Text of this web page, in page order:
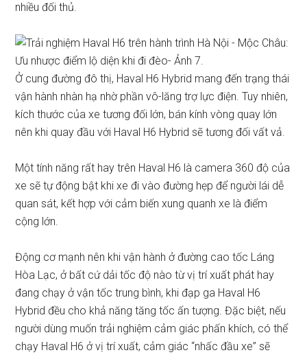
nhiều đối thủ.
Ở cung đường đô thị, Haval H6 Hybrid mang đến trạng thái
vận hành nhàn hạ nhờ phần vô-lăng trợ lực điện. Tuy nhiên,
kích thước của xe tương đối lớn, bán kính vòng quay lớn
nên khi quay đầu với Haval H6 Hybrid sẽ tương đối vất vả.
Một tính năng rất hay trên Haval H6 là camera 360 độ của
xe sẽ tự động bật khi xe đi vào đường hẹp để người lái dễ
quan sát, kết hợp với cảm biến xung quanh xe là điểm
cộng lớn.
Động cơ mạnh nên khi vận hành ở đường cao tốc Láng
Hòa Lạc, ở bất cứ dải tốc độ nào từ vị trí xuất phát hay
đang chạy ở vận tốc trung bình, khi đạp ga Haval H6
Hybrid đều cho khả năng tăng tốc ấn tượng. Đặc biệt, nếu
người dùng muốn trải nghiệm cảm giác phấn khích, có thể
chạy Haval H6 ở vị trí xuất, cảm giác “nhấc đầu xe” sẽ